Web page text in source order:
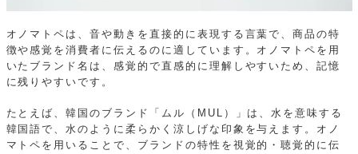
オノマトペは、音や動きを直接的に表現する言葉で、商品の特
徴や感覚を消費者に伝えるのに適しています。オノマトペを用
いたブランド名は、感覚的で直感的に理解しやすいため、記憶
に残りやすいです。
たとえば、韓国のブランド「ムル（MUL）」は、水を意味する
韓国語で、水のように柔らかく涼しげな印象を与えます。オノ
マトペを用いることで、ブランドの特性を視覚的・聴覚的に伝